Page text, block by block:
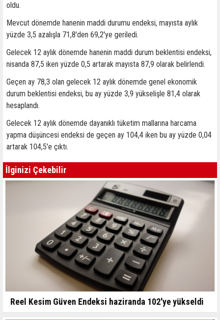
oldu.
Mevcut dönemde hanenin maddi durumu endeksi, mayısta aylık
yüzde 3,5 azalışla 71,8'den 69,2'ye geriledi.
Gelecek 12 aylık dönemde hanenin maddi durum beklentisi endeksi,
nisanda 87,5 iken yüzde 0,5 artarak mayısta 87,9 olarak belirlendi.
Geçen ay 78,3 olan gelecek 12 aylık dönemde genel ekonomik
durum beklentisi endeksi, bu ay yüzde 3,9 yükselişle 81,4 olarak
hesaplandı.
Gelecek 12 aylık dönemde dayanıklı tüketim mallarına harcama
yapma düşüncesi endeksi de geçen ay 104,4 iken bu ay yüzde 0,04
artarak 104,5'e çıktı.
İlginizi Çekebilir
Reel Kesim Güven Endeksi haziranda 102'ye yükseldi